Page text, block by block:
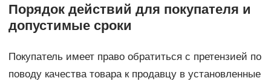
Порядок действий для покупателя и
допустимые сроки
Покупатель имеет право обратиться с претензией по
поводу качества товара к продавцу в установленные